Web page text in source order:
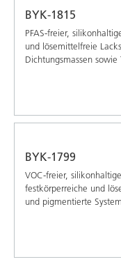
BYK-1815
PFAS-freier,
und lösemittelfreie
Dichtungsmassen sowie
BYK-1799
VOC-freier,
festkörperreiche und
und pigmentierte